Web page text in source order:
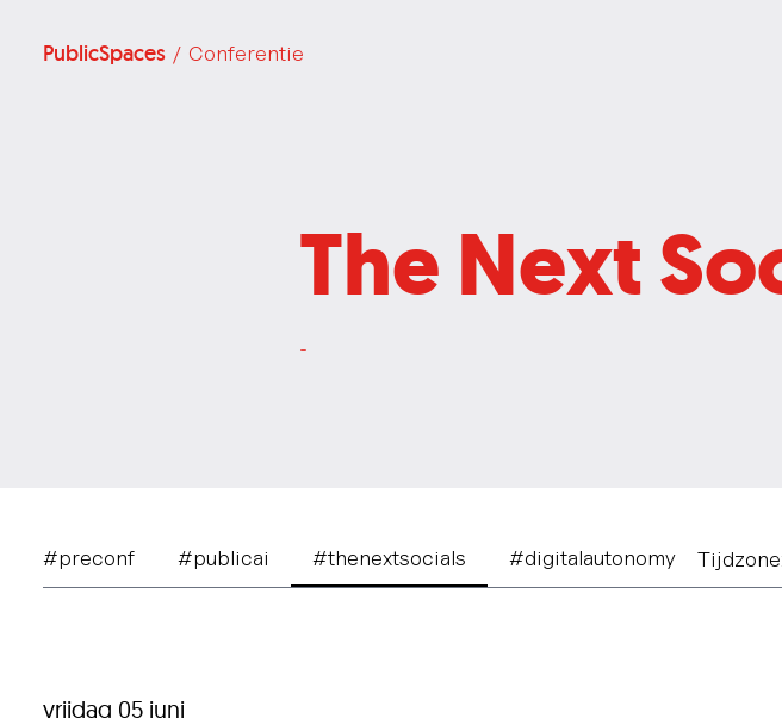
PublicSpaces / Conferentie
The Next
-
#preconf #publicai #thenextsocials #digitalautonomy Tijdzone:
vrijdag 05 juni